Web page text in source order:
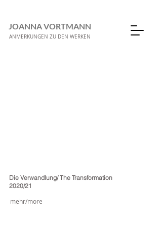
JOANNA VORTMANN
ANMERKUNGEN ZU DEN WERKEN
Die Verwandlung/ The Transformation
2020/21
mehr/more